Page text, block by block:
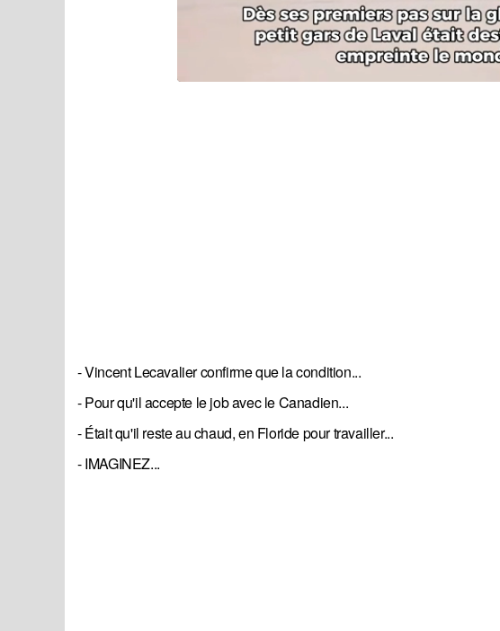
- Vincent Lecavalier confirme que la condition...
- Pour qu'il accepte le job avec le Canadien...
- Était qu'il reste au chaud, en Floride pour travailler...
- IMAGINEZ...